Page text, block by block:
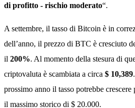
di profitto - rischio moderato“.
A settembre, il tasso di Bitcoin è in
dell’anno, il prezzo di BTC è cresciuto
il 200%. Al momento della stesura di
criptovaluta è scambiata a circa $ 10,389
prossimo anno il tasso potrebbe
il massimo storico di $ 20.000.